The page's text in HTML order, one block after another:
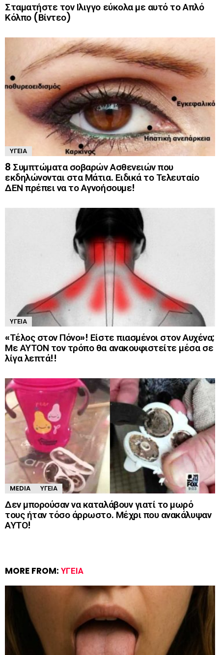
Σταματήστε τον Ιλιγγο εύκολα με αυτό το Απλό
Κόλπο (Βίντεο)
ΥΓΕΊΑ
8 Συμπτώματα σοβαρών Ασθενειών που
εκδηλώνονται στα Μάτια. Ειδικά το Τελευταίο
ΔΕΝ πρέπει να το Αγνοήσουμε!
ΥΓΕΊΑ
«Τέλος στον Πόνο»! Είστε πιασμένοι στον Αυχένα;
Με ΑΥΤΟΝ τον τρόπο θα ανακουφιστείτε μέσα σε
λίγα λεπτά!!
MEDIA ΥΓΕΊΑ
Δεν μπορούσαν να καταλάβουν γιατί το μωρό
τους ήταν τόσο άρρωστο. Μέχρι που ανακάλυψαν
ΑΥΤΟ!
MORE FROM: ΥΓΕΊΑ